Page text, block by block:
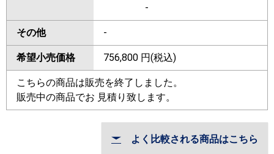
-
その他 -
希望小売価格 756,800 円(税込)
こちらの商品は販売を終了しました。
販売中の商品でお 見積り致します。
よく比較される商品はこちら